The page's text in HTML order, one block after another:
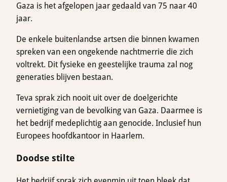
Gaza is het afgelopen jaar gedaald van 75 naar 40
jaar.
De enkele buitenlandse artsen die binnen kwamen
spreken van een ongekende nachtmerrie die zich
voltrekt. Dit fysieke en geestelijke trauma zal nog
generaties blijven bestaan.
Teva sprak zich nooit uit over de doelgerichte
vernietiging van de bevolking van Gaza. Daarmee is
het bedrijf medeplichtig aan genocide. Inclusief hun
Europees hoofdkantoor in Haarlem.
Doodse stilte